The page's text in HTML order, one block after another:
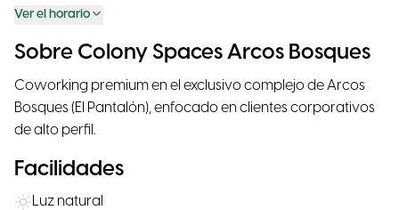
Ver el horario
Sobre Colony Spaces Arcos Bosques
Coworking premium en el exclusivo complejo de Arcos
Bosques (El Pantalón), enfocado en clientes corporativos
de alto perfil.
Facilidades
Luz natural